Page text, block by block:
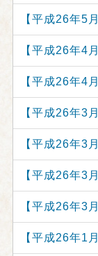
【平成26年
【平成26年
【平成26年
【平成26年
【平成26年
【平成26年
【平成26年
【平成26年1